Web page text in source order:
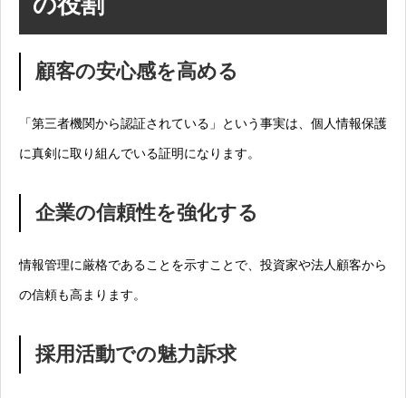
顧客の安心感を高める
「第三者機関から認証されている」という事実は、個人情報保護
に真剣に取り組んでいる証明になります。
企業の信頼性を強化する
情報管理に厳格であることを示すことで、投資家や法人顧客から
の信頼も高まります。
採用活動での魅力訴求